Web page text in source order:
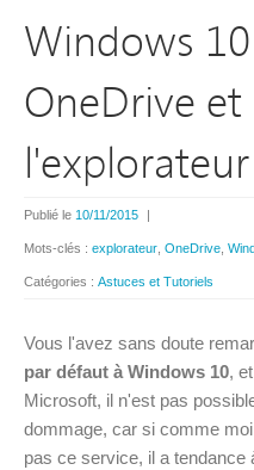
Windows
OneDrive et
Publié le 10/11/2015 |
Mots-clés : explorateur OneDrive
Catégories : Astuces et Tutoriels
Vous l'avez sans doute
par défaut à Windows 10,
Microsoft, il n'est pas
dommage, car si comme
pas ce service, il a tendance